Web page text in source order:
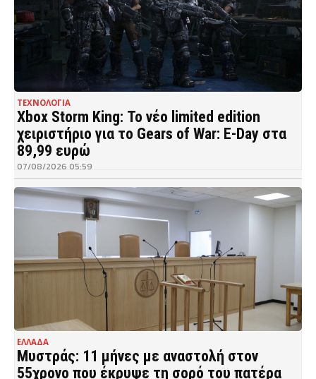
ΤΕΧΝΟΛΟΓΙΑ
Xbox Storm King: Το νέο limited edition
χειριστήριο για το Gears of War: E-Day στα
89,99 ευρώ
07/08/2026 05:59
ΕΛΛΑΔΑ
Μυστράς: 11 μήνες με αναστολή στον
55χρονο που έκρυψε τη σορό του πατέρα